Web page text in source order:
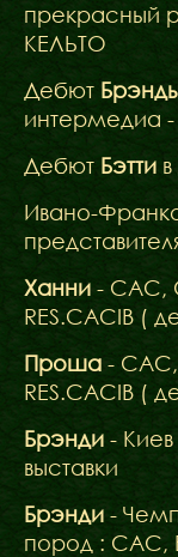
прекрасный
КЕЛЬТО
Дебют
интермедиа
Дебют Бэтти
Ивано-
Ханни - САС,
RES.CACIB (
Проша -
RES.CACIB (
Брэнди -
выставки
Брэнди -
пород : CAC,